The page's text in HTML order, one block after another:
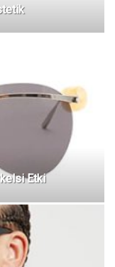
Etki